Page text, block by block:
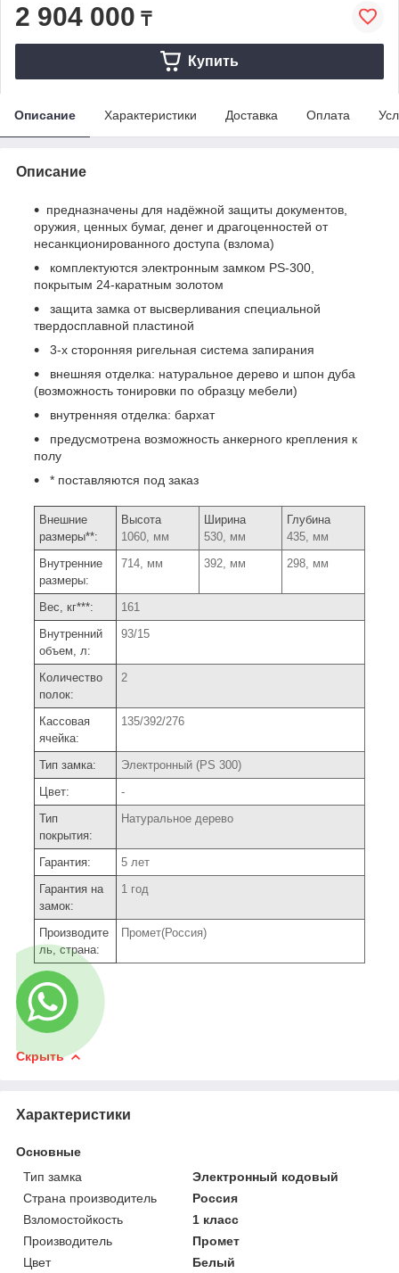
2 904 000 ₸
Купить
Описание Характеристики Доставка Оплата
Описание
предназначены для надёжной защиты документов,
оружия, ценных бумаг, денег и драгоценностей от
несанкционированного доступа (взлома)
комплектуются электронным замком PS-300,
покрытым 24-каратным золотом
защита замка от высверливания специальной
твердосплавной пластиной
3-х сторонняя ригельная система запирания
внешняя отделка: натуральное дерево и шпон дуба
(возможность тонировки по образцу мебели)
внутренняя отделка: бархат
предусмотрена возможность анкерного крепления к
полу
* поставляются под заказ
Внешние
размеры**:
Высота
1060, мм
Ширина
530, мм
Глубина
435, мм
Внутренние
размеры:
714, мм 392, мм 298, мм
Вес, кг***:
161
Внутренний
объем, л:
93/15
Количество
полок:
2
Кассовая
ячейка:
135/392/276
Тип замка:
Электронный (PS 300)
Цвет:
-
Тип
покрытия:
Натуральное дерево
Гарантия:
5 лет
Гарантия на
замок:
1 год
Производите
ль, страна:
Промет(Россия)
Скрыть
Характеристики
Основные
Тип замка
Электронный кодовый
Страна производитель
Россия
Взломостойкость
1 класс
Производитель
Промет
Цвет
Белый